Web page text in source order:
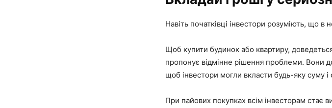
Навіть початківці інвестори розуміють, що в
Щоб купити будинок або квартиру,
пропонує відмінне рішення проблеми. Вони
щоб інвестори могли вкласти будь-яку суму
При пайових покупках всім інвесторам стає